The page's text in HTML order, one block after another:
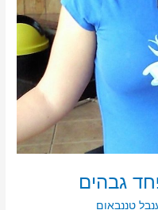
גבהים
טננבאום